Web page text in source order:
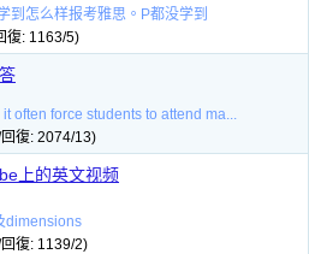
怎么样报考雅思。P都没学到
復: 1163/5)
often force students to attend ma...
復: 2074/13)
上的英文视频
dimensions
復: 1139/2)